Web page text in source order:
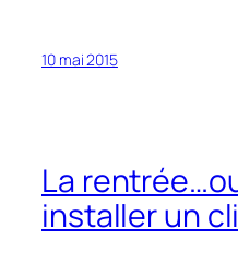
10 mai 2015
La
installer un